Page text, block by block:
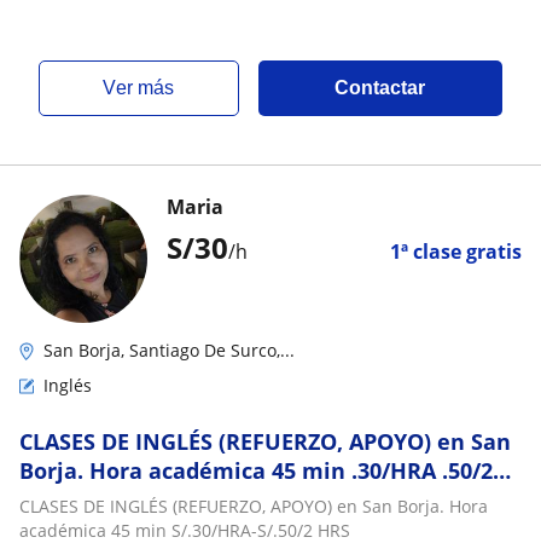
ver más Contactar
S/30/h 1ª clase gratis
Maria
San Borja, Santiago De Surco,...
Inglés
CLASES DE INGLÉS (REFUERZO, APOYO) en San
Borja. Hora académica 45 min .30/HRA .50/2
HRS
CLASES DE INGLÉS (REFUERZO, APOYO) en San Borja. Hora
académica 45 min S/.30/HRA-S/.50/2 HRS